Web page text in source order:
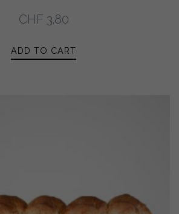
CHF 3.80
ADD TO CART